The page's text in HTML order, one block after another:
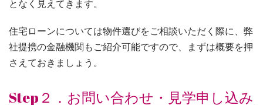
となく見えてきます。
住宅ローンについては物件選びをご相談いただく際に、弊
社提携の金融機関もご紹介可能ですので、まずは概要を押
さえておきましょう。
Step２．お問い合わせ・見学申し込み